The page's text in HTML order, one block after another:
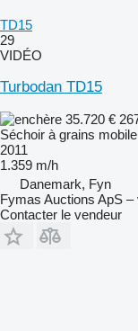
TD15
29
VIDÉO
Turbodan TD15
35.720 €
Séchoir à grains mobile
2011
1.359 m/h
Danemark, Fyn
Fymas Auctions ApS
Contacter le vendeur